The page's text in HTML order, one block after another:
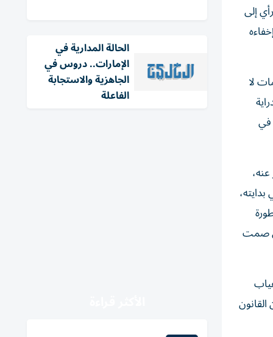
إلى
لا
صمت
الحالة المدارية في
الإمارات.. دروس في
الجاهزية والاستجابة
الفاعلة